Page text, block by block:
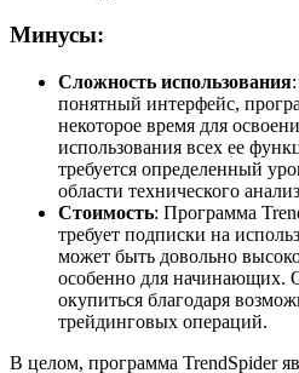
Минусы:
Сложность использования
понятный интерфейс,
некоторое время для
использования всех ее
требуется определенный
области технического
Стоимость: Программа
требует подписки на
может быть довольно
особенно для начинающих.
окупиться благодаря
трейдинговых операций.
В целом, программа TrendSpider